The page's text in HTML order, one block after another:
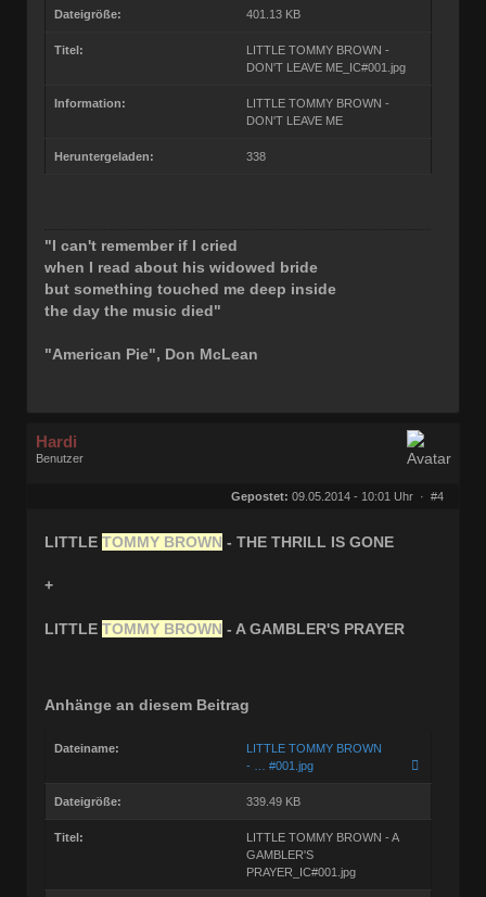
Dateigröße: 401.13 KB
Titel:
LITTLE TOMMY BROWN -
DON'T LEAVE ME_IC#001.jpg
Information:
LITTLE TOMMY BROWN -
DON'T LEAVE ME
Heruntergeladen: 338
"I can't remember if I cried
when I read about his widowed bride
but something touched me deep inside
the day the music died"
"American Pie", Don McLean
Hardi
Benutzer
07 / 2006
Gepostet: 09.05.2014 - 10:01 Uhr · #4
LITTLE TOMMY BROWN - THE THRILL IS GONE
+
LITTLE TOMMY BROWN - A GAMBLER'S PRAYER
Anhänge an diesem Beitrag
Dateiname:
LITTLE TOMMY BROWN
- … #001.jpg
Dateigröße: 339.49 KB
Titel:
LITTLE TOMMY BROWN - A
GAMBLER'S
PRAYER_IC#001.jpg